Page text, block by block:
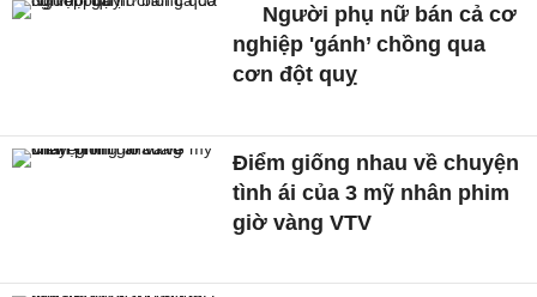
Người phụ nữ bán cả cơ
nghiệp 'gánh’ chồng qua
cơn đột quỵ
Điểm giống nhau về chuyện
tình ái của 3 mỹ nhân phim
giờ vàng VTV